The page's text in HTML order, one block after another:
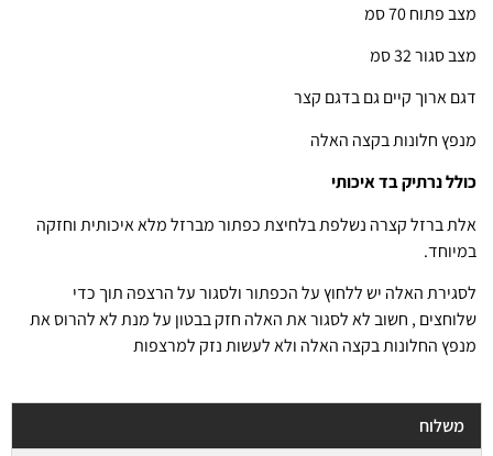
מצב פתוח 70 סמ
מצב סגור 32 סמ
דגם ארוך קיים גם בדגם קצר
מנפץ חלונות בקצה האלה
כולל נרתיק בד איכותי
אלת ברזל קצרה נשלפת בלחיצת כפתור מברזל מלא איכותית וחזקה
במיוחד.
לסגירת האלה יש ללחוץ על הכפתור ולסגור על הרצפה תוך כדי
שלוחצים , חשוב לא לסגור את האלה חזק בבטון על מנת לא להרוס את
מנפץ החלונות בקצה האלה ולא לעשות נזק למרצפות
משלוח